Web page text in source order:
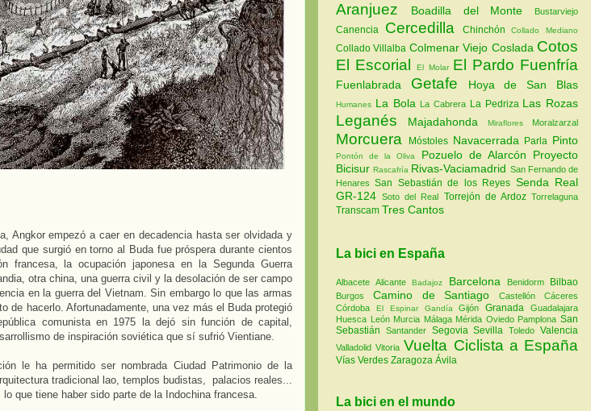
Angkor empezó a caer en decadencia hasta ser olvidada y
que surgió en torno al Buda fue próspera durante cientos
francesa, la ocupación japonesa en la Segunda Guerra
otra china, una guerra civil y la desolación de ser campo
en la guerra del Vietnam. Sin embargo lo que las armas
de hacerlo. Afortunadamente, una vez más el Buda protegió
comunista en 1975 la dejó sin función de capital,
de inspiración soviética que sí sufrió Vientiane.
le ha permitido ser nombrada Ciudad Patrimonio de la
tradicional lao, templos budistas, palacios reales...
que tiene haber sido parte de la Indochina francesa.
Aranjuez Boadilla del Monte Bustarviejo
Canencia Cercedilla ChinchónCollado Mediano
Collado Villalba Colmenar Viejo Coslada Cotos
El EscorialEl Molar El Pardo Fuenfría
Fuenlabrada Getafe Hoya de San Blas
Humanes La Bola La Cabrera La Pedriza Las Rozas
Leganés Majadahonda Miraflores Moralzarzal
Morcuera Móstoles Navacerrada Parla Pinto
Pontón de la Oliva Pozuelo de Alarcón Proyecto
BicisurRascafría Rivas-Vaciamadrid San Fernando de
HenaresSan Sebastián de los Reyes Senda Real
GR-124Soto del Real Torrejón de ArdozTorrelaguna
Transcam Tres Cantos
La bici en España
AlbaceteAlicanteBadajoz Barcelona Benidorm Bilbao
Burgos Camino de SantiagoCastellónCáceres
Córdoba El Espinar GandíaGijónGranadaGuadalajara
Huesca León Murcia Málaga Mérida Oviedo PamplonaSan
Sebastián Santander SegoviaSevillaToledoValencia
ValladolidVitoria Vuelta Ciclista a España
Vías Verdes Zaragoza Ávila
La bici en el mundo